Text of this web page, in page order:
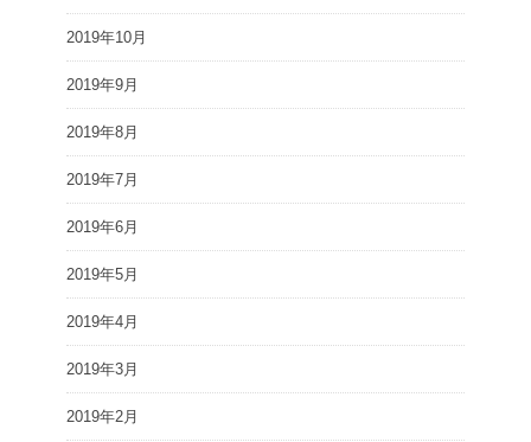
2019年10月
2019年9月
2019年8月
2019年7月
2019年6月
2019年5月
2019年4月
2019年3月
2019年2月